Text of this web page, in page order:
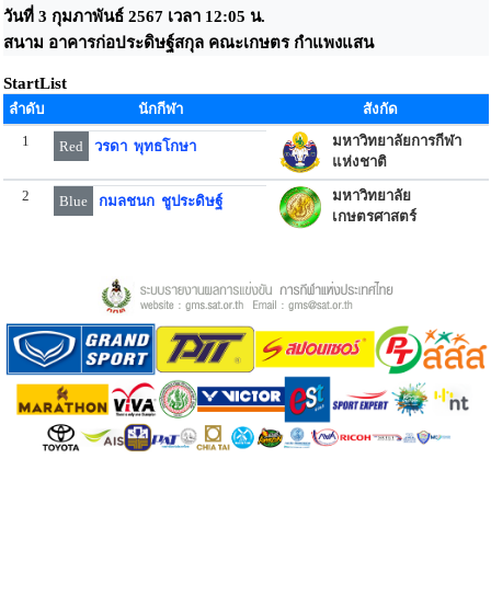
วันที่ 3 กุมภาพันธ์ 2567 เวลา 12:05 น.
สนาม อาคารก่อประดิษฐ์สกุล คณะเกษตร กำแพงแสน
StartList
ลำดับ นักกีฬา
สังกัด
1
Red วรดา พุทธโกษา
มหาวิทยาลัยการกีฬา
แห่งชาติ
2 Blue กมลชนก ชูประดิษฐ์
มหาวิทยาลัย
เกษตรศาสตร์